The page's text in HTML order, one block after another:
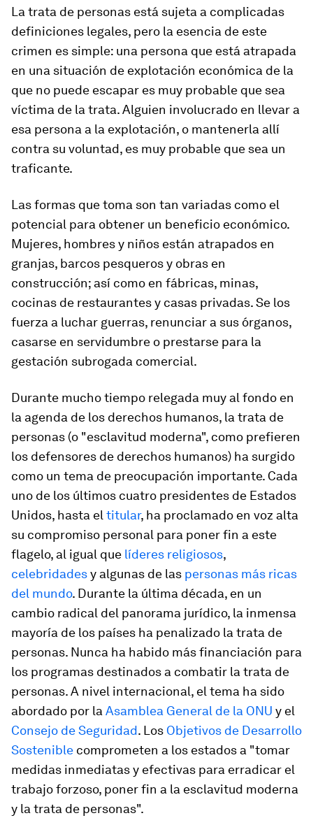
La trata de personas está sujeta a complicadas
definiciones legales, pero la esencia de este
crimen es simple: una persona que está atrapada
en una situación de explotación económica de la
que no puede escapar es muy probable que sea
víctima de la trata. Alguien involucrado en llevar a
esa persona a la explotación, o mantenerla allí
contra su voluntad, es muy probable que sea un
traficante.
Las formas que toma son tan variadas como el
potencial para obtener un beneficio económico.
Mujeres, hombres y niños están atrapados en
granjas, barcos pesqueros y obras en
construcción; así como en fábricas, minas,
cocinas de restaurantes y casas privadas. Se los
fuerza a luchar guerras, renunciar a sus órganos,
casarse en servidumbre o prestarse para la
gestación subrogada comercial.
Durante mucho tiempo relegada muy al fondo en
la agenda de los derechos humanos, la trata de
personas (o "esclavitud moderna", como prefieren
los defensores de derechos humanos) ha surgido
como un tema de preocupación importante. Cada
uno de los últimos cuatro presidentes de Estados
Unidos, hasta el titular, ha proclamado en voz alta
su compromiso personal para poner fin a este
flagelo, al igual que líderes religiosos,
celebridadesy algunas de las personas más ricas
del mundo. Durante la última década, en un
cambio radical del panorama jurídico, la inmensa
mayoría de los países ha penalizado la trata de
personas. Nunca ha habido más financiación para
los programas destinados a combatir la trata de
personas. A nivel internacional, el tema ha sido
abordado por la Asamblea General de la ONU y el
Consejo de Seguridad. Los Objetivos de Desarrollo
Sostenible comprometen a los estados a "tomar
medidas inmediatas y efectivas para erradicar el
trabajo forzoso, poner fin a la esclavitud moderna
y la trata de personas".